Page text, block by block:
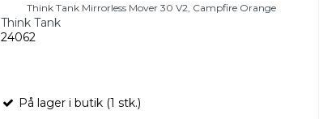
Think Tank Mirrorless Mover 30 V2, Campfire Orange
Think Tank
24062
På lager i butik (1 stk.)